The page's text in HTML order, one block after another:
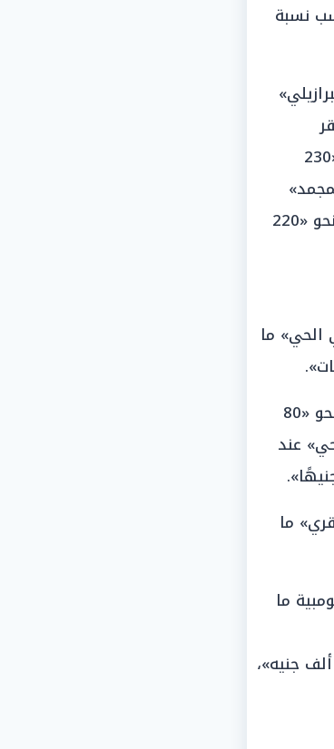
«420 إلى 480 جنيهًا» حسب نسبة
«المفروم البرازيلي» عند «290 جنيهًا»، وسجل «السجق المستورد» قيمة «230
المجمد»
و«البتلو النيوزيلندي» عند «300 جنيه»، بينما سجلت «لحوم الرأس البلدي» نحو «220
الحي» ما
وسجلت «اللحوم المذبوحة» نحو «340 جنيهًا»، وبلغ سعر «البقرة الوالدة» نحو «80
الحي» عند
وتراوح «البقري» ما
ما
و«الجاموسة» من «85 إلى 110 آلاف جنيه»، و«الأبقار المتوسطة» من «40 ألف جنيه»،